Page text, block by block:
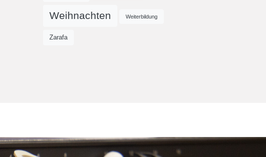
Weihnachten Weiterbildung
Zarafa